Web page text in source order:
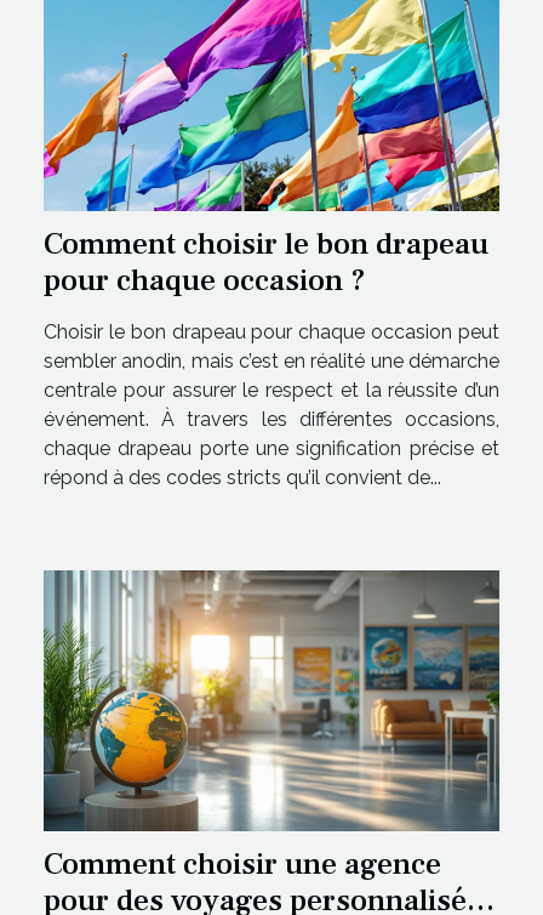
Comment choisir le bon drapeau
pour chaque occasion ?
Choisir le bon drapeau pour chaque occasion peut
sembler anodin, mais c’est en réalité une démarche
centrale pour assurer le respect et la réussite d’un
événement. À travers les différentes occasions,
chaque drapeau porte une signification précise et
répond à des codes stricts qu’il convient de...
Comment choisir une agence
pour des voyages personnalisés